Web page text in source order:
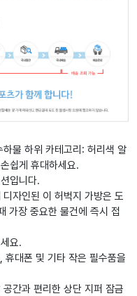
물 하위 카테고리: 허리색 알
쉽게 휴대하세요.
입니다.
자인된 이 허벅지 가방은 도
가장 중요한 물건에 즉시 접
요.
휴대폰 및 기타 작은 필수품을
간과 편리한 상단 지퍼 잠금